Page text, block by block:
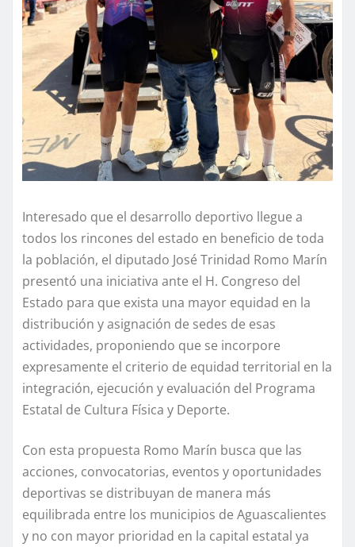
Interesado que el desarrollo deportivo llegue a
todos los rincones del estado en beneficio de toda
la población, el diputado José Trinidad Romo Marín
presentó una iniciativa ante el H. Congreso del
Estado para que exista una mayor equidad en la
distribución y asignación de sedes de esas
actividades, proponiendo que se incorpore
expresamente el criterio de equidad territorial en la
integración, ejecución y evaluación del Programa
Estatal de Cultura Física y Deporte.
Con esta propuesta Romo Marín busca que las
acciones, convocatorias, eventos y oportunidades
deportivas se distribuyan de manera más
equilibrada entre los municipios de Aguascalientes
y no con mayor prioridad en la capital estatal ya